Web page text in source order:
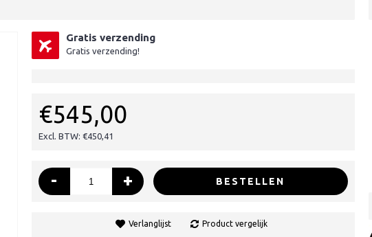
Gratis verzending
Gratis verzending!
€545,00
Excl. BTW: €450,41
- + BESTELLEN
Verlanglijst Product vergelijk